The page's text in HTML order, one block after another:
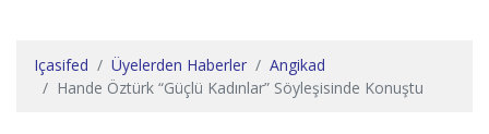
Içasifed Üyelerden Haberler
Angikad
Hande Öztürk “güçlü Kadınlar” Söyleşisinde Konuştu